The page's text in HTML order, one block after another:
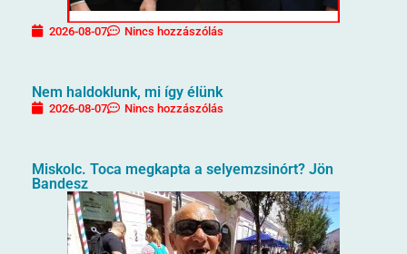
2026-08-07 Nincs hozzászólás
Nem haldoklunk, mi így élünk
2026-08-07 Nincs hozzászólás
Miskolc. Toca megkapta a selyemzsinórt? Jön
Bandesz